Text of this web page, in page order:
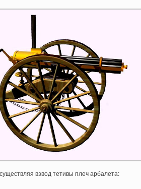
взвод тетивы плеч арбалета: